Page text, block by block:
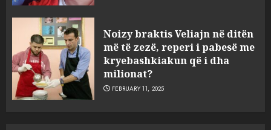
Noizy braktis Veliajn në ditën
më të zezë, reperi i pabesë me
kryebashkiakun që i dha
milionat?
FEBRUARY 11, 2025
3
sulmuan “One Albania”,
ngjarja u fsheh. A u vodhën
serverat?
MARCH 25, 2025